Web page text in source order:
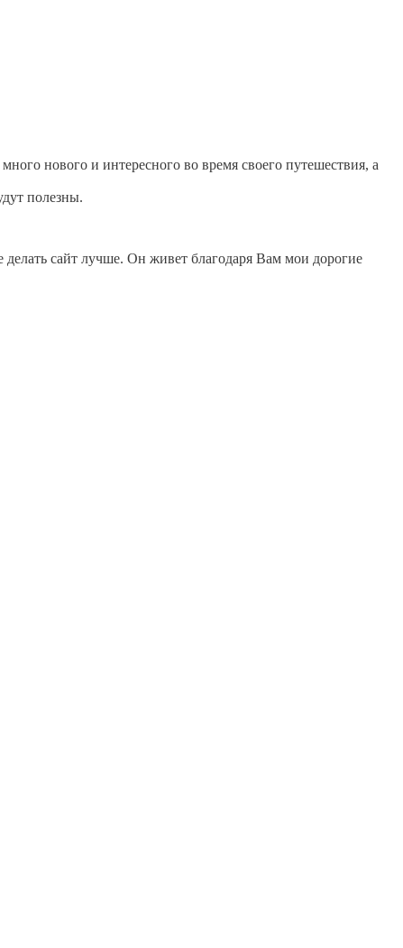
нового и интересного во время своего путешествия, а
полезны.
сайт лучше. Он живет благодаря Вам мои дорогие